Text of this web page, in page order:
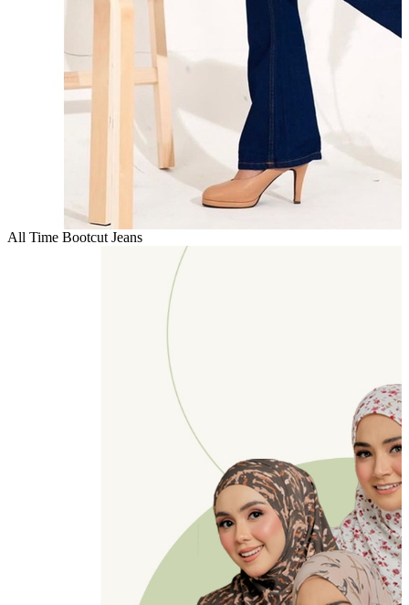
All Time Bootcut Jeans